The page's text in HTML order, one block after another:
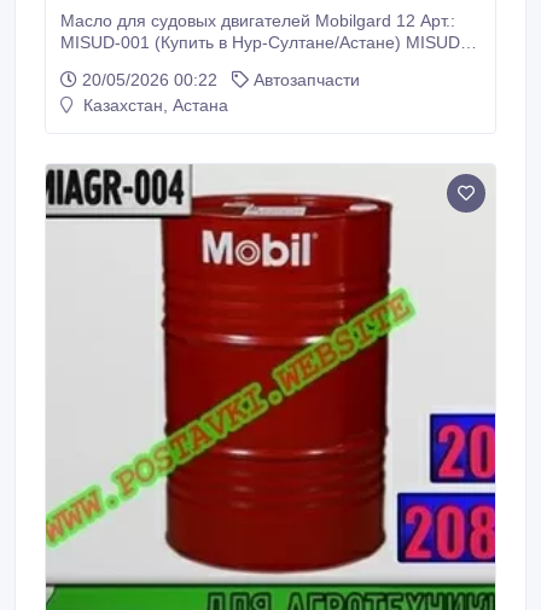
Масло для судовых двигателей Мobilgard 12 Арт.:
MISUD-001 (Купить в Нур-Султане/Астане) MISUD-
великолепной окислительной стабильностью и
способностью противостоять увеличению вязкости в
влагоотделению и обеспечивают надежную защиту
от коррозии.
20/05/2026 00:22
Автозапчасти
Казахстан, Астана